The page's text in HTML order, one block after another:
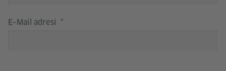
E–Mail adresi